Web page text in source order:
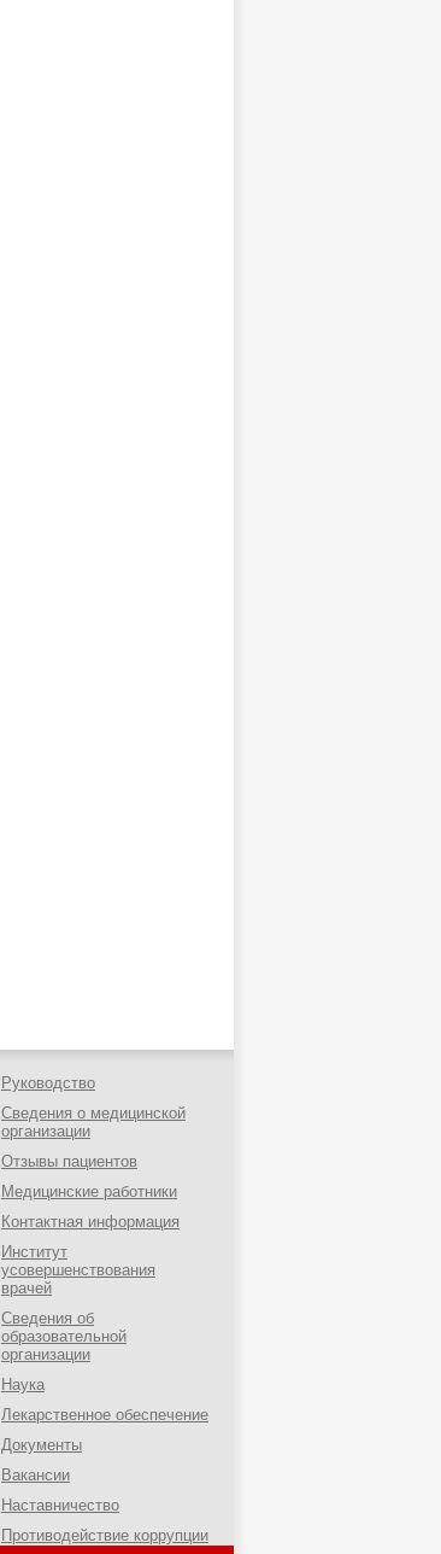
Руководство
Сведения о медицинской
организации
Отзывы пациентов
Медицинские работники
Контактная информация
Институт
усовершенствования
врачей
Сведения об
образовательной
организации
Наука
Лекарственное обеспечение
Документы
Вакансии
Наставничество
Противодействие коррупции